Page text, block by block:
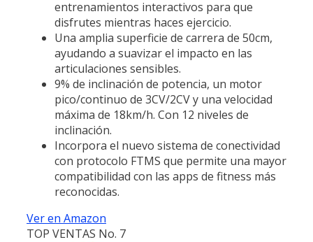
entrenamientos interactivos para que
disfrutes mientras haces ejercicio.
Una amplia superficie de carrera de 50cm,
ayudando a suavizar el impacto en las
articulaciones sensibles.
9% de inclinación de potencia, un motor
pico/continuo de 3CV/2CV y una velocidad
máxima de 18km/h. Con 12 niveles de
inclinación.
Incorpora el nuevo sistema de conectividad
con protocolo FTMS que permite una mayor
compatibilidad con las apps de fitness más
reconocidas.
Ver en Amazon
TOP VENTAS No. 7